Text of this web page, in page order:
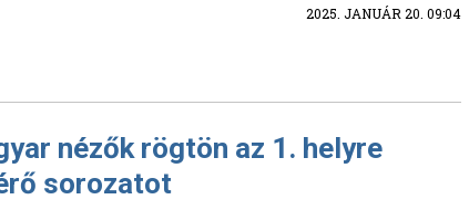
2025. JANUÁR 20. 09:04
nézők rögtön az 1. helyre
sorozatot